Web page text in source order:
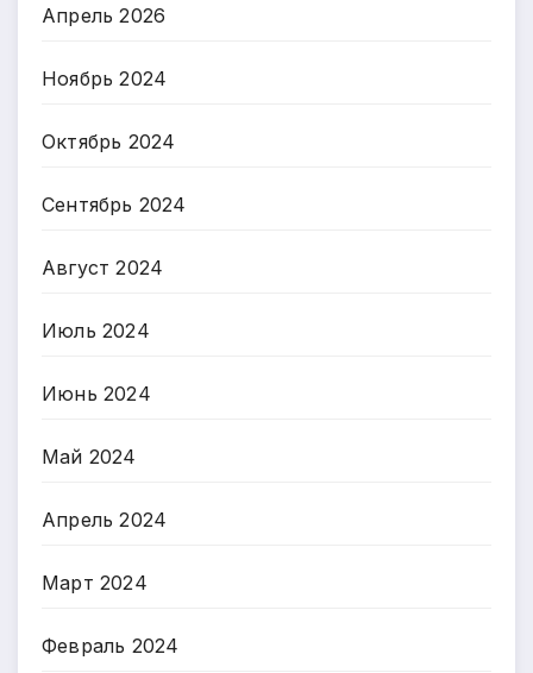
Апрель 2026
Ноябрь 2024
Октябрь 2024
Сентябрь 2024
Август 2024
Июль 2024
Июнь 2024
Май 2024
Апрель 2024
Март 2024
Февраль 2024